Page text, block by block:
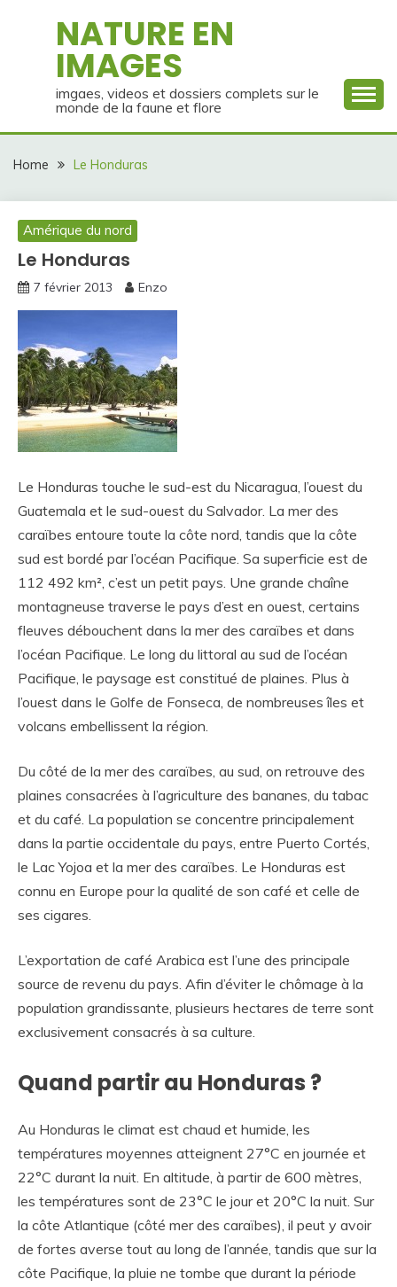
NATURE EN
IMAGES
imgaes, videos et dossiers complets sur le
monde de la faune et flore
Home Le Honduras
Amérique du nord
Le Honduras
7 février 2013 Enzo
Le Honduras touche le sud-est du Nicaragua, l’ouest du
Guatemala et le sud-ouest du Salvador. La mer des
caraïbes entoure toute la côte nord, tandis que la côte
sud est bordé par l’océan Pacifique. Sa superficie est de
112 492 km², c’est un petit pays. Une grande chaîne
montagneuse traverse le pays d’est en ouest, certains
fleuves débouchent dans la mer des caraïbes et dans
l’océan Pacifique. Le long du littoral au sud de l’océan
Pacifique, le paysage est constitué de plaines. Plus à
l’ouest dans le Golfe de Fonseca, de nombreuses îles et
volcans embellissent la région.
Du côté de la mer des caraïbes, au sud, on retrouve des
plaines consacrées à l’agriculture des bananes, du tabac
et du café. La population se concentre principalement
dans la partie occidentale du pays, entre Puerto Cortés,
le Lac Yojoa et la mer des caraïbes. Le Honduras est
connu en Europe pour la qualité de son café et celle de
ses cigares.
L’exportation de café Arabica est l’une des principale
source de revenu du pays. Afin d’éviter le chômage à la
population grandissante, plusieurs hectares de terre sont
exclusivement consacrés à sa culture.
Quand partir au Honduras ?
Au Honduras le climat est chaud et humide, les
températures moyennes atteignent 27°C en journée et
22°C durant la nuit. En altitude, à partir de 600 mètres,
les températures sont de 23°C le jour et 20°C la nuit. Sur
la côte Atlantique (côté mer des caraïbes), il peut y avoir
de fortes averse tout au long de l’année, tandis que sur la
côte Pacifique, la pluie ne tombe que durant la période